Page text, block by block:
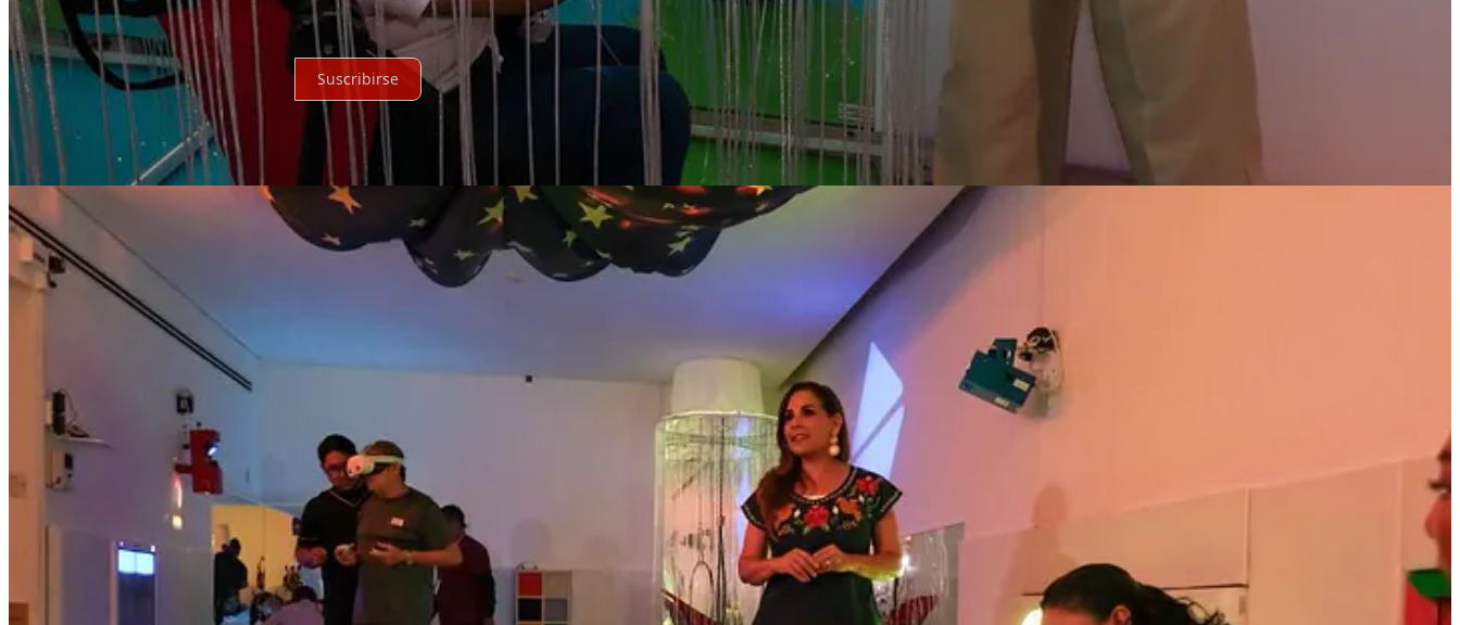
Por supuesto, sigue adelante.
Suscribirse
© 2026 Expediente Quintana Roo Privacidad Términos
Crea tu Substack
Substackes el hogar de la gran cultura